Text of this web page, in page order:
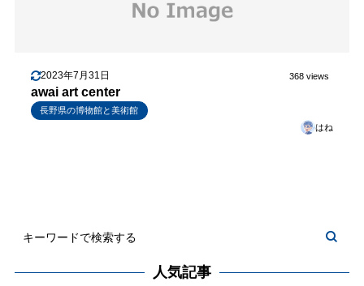
2023年7月31日 368 views
awai art center
長野県の博物館と美術館
はね
人気記事